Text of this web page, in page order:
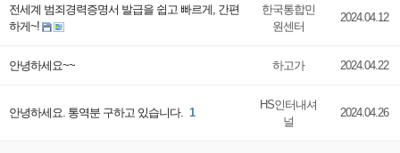
전세계 범죄경력증명서 발급을 쉽고 빠르게, 간편
하게~!
한국통합민
원센터
2024.04.12
안녕하세요~~ 하고가 2024.04.22
안녕하세요. 통역분 구하고 있습니다. 1
HS인터내셔
널
2024.04.26